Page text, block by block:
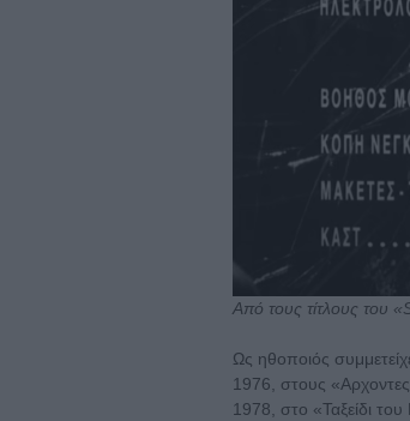
Από τους τίτλους του
Ως ηθοποιός
1976, στους
1978, στο «Ταξείδι